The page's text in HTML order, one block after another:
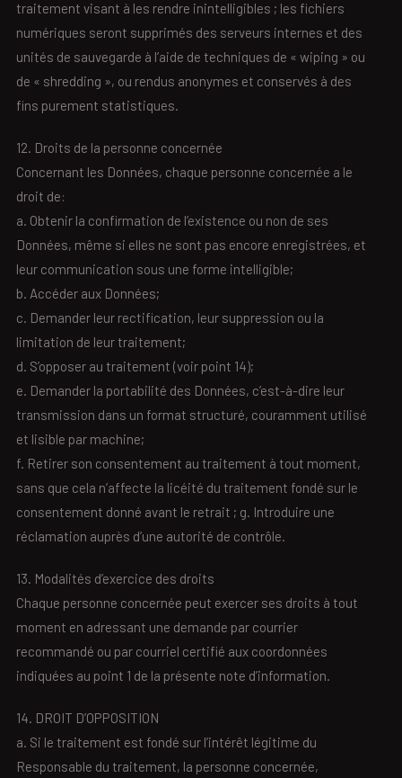
traitement visant à les rendre inintelligibles ; les fichiers
numériques seront supprimés des serveurs internes et des
unités de sauvegarde à l’aide de techniques de « wiping » ou
de « shredding », ou rendus anonymes et conservés à des
fins purement statistiques.
12. Droits de la personne concernée
Concernant les Données, chaque personne concernée a le
droit de:
a. Obtenir la confirmation de l’existence ou non de ses
Données, même si elles ne sont pas encore enregistrées, et
leur communication sous une forme intelligible;
b. Accéder aux Données;
c. Demander leur rectification, leur suppression ou la
limitation de leur traitement;
d. S’opposer au traitement (voir point 14);
e. Demander la portabilité des Données, c’est-à-dire leur
transmission dans un format structuré, couramment utilisé
et lisible par machine;
f. Retirer son consentement au traitement à tout moment,
sans que cela n’affecte la licéité du traitement fondé sur le
consentement donné avant le retrait ; g. Introduire une
réclamation auprès d’une autorité de contrôle.
13. Modalités d’exercice des droits
Chaque personne concernée peut exercer ses droits à tout
moment en adressant une demande par courrier
recommandé ou par courriel certifié aux coordonnées
indiquées au point 1 de la présente note d’information.
14. DROIT D’OPPOSITION
a. Si le traitement est fondé sur l’intérêt légitime du
Responsable du traitement, la personne concernée,